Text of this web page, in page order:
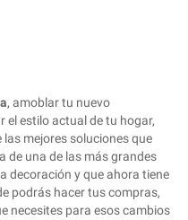
, amoblar tu nuevo
el estilo actual de tu hogar,
mejores soluciones que
de una de las más grandes
decoración y que ahora tiene
podrás hacer tus compras,
necesites para esos cambios